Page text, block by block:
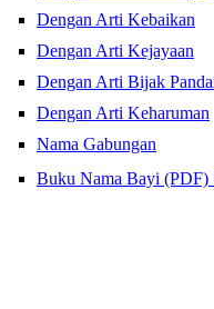
Dengan Arti Kebaikan
Dengan Arti Kejayaan
Dengan Arti Bijak
Dengan Arti Keharuman
Nama Gabungan
Buku Nama Bayi (PDF)